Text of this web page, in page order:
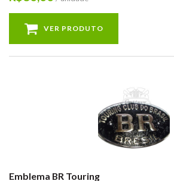
VER PRODUTO
Emblema BR Touring